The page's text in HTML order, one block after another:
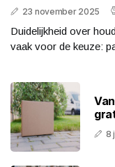
23 november 2025
Duidelijkheid over
vaak voor de keuze:
8